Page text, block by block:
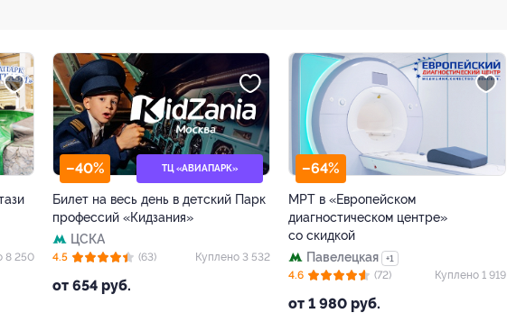
8 250
–40% ТЦ «АВИАПАРК»
Билет на весь день в детский Парк
профессий «Кидзания»
ЦСКА
от 654 руб.
4.5 (63) Куплено 3 532
–64%
МРТ в «Европейском
диагностическом центре»
со скидкой
Павелецкая
+1
от 1 980 руб.
4.6 (72) Куплено 1 919